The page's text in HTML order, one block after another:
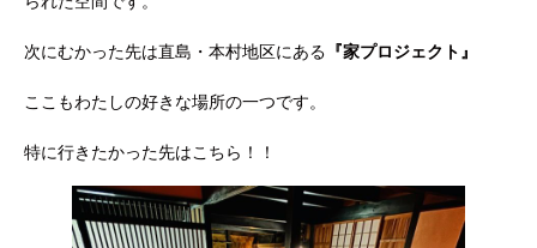
次にむかった先は直島・本村地区にある 『家プロジェクト』
ここもわたしの好きな場所の一つです。
特に行きたかった先はこちら！！